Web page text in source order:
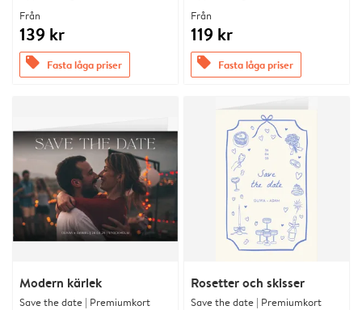
Från
139 kr
offers Fasta låga priser
Från
119 kr
offers Fasta låga priser
Modern kärlek
Save the date | Premiumkort
Rosetter och skisser
Save the date | Premiumkort